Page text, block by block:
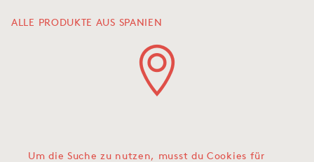
ALLE PRODUKTE AUS SPANIEN
Um die Suche zu nutzen, musst du Cookies für